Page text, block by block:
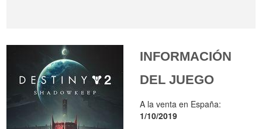
INFORMACIÓN
DEL JUEGO
A la venta en España:
1/10/2019